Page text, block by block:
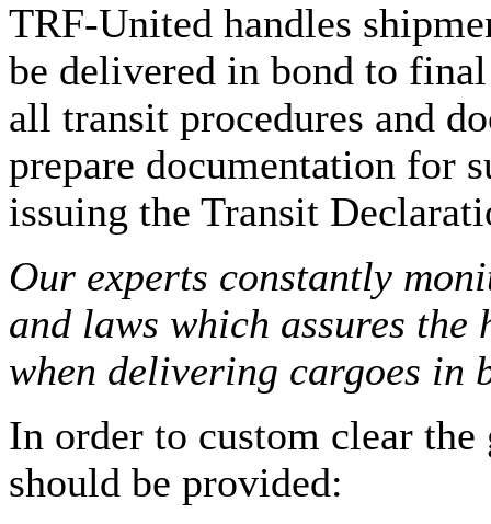
TRF-United handles
be delivered in bond to
all transit procedures and
prepare documentation for
issuing the Transit
Our experts constantly
and laws which assures
when delivering cargoes in
In order to custom clear
should be provided: